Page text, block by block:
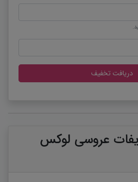
دریافت تخفیف
عروسی لوکس